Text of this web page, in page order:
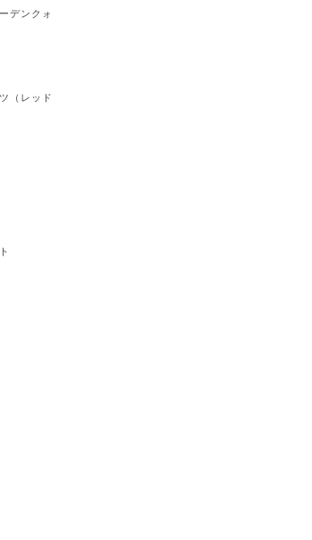
デンクォ
（レッド